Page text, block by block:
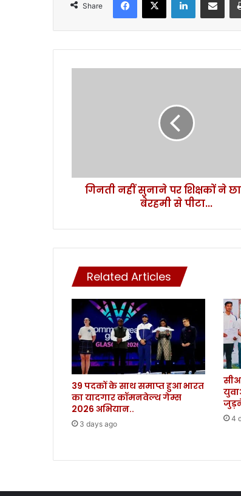
Share
प
कों
त्रा
को
ह
से
पी
टा
.
.
.
गिनती नहीं सुनाने पर शिक्षकों ने
बेरहमी से पीटा...
Related Articles
39 पदकों के साथ समाप्त हुआ भारत
का यादगार कॉमनवेल्थ गेम्स
2026 अभियान..
3 days ago
4